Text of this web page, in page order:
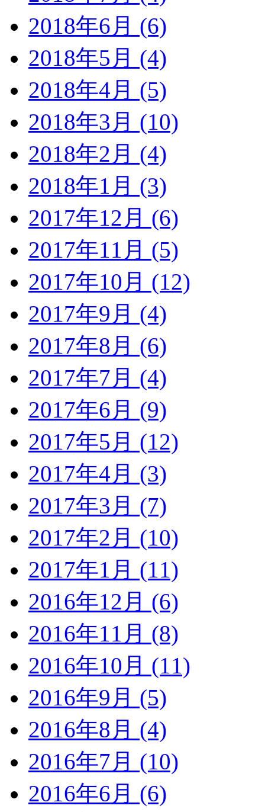
2018年6月 (6)
2018年5月 (4)
2018年4月 (5)
2018年3月 (10)
2018年2月 (4)
2018年1月 (3)
2017年12月 (6)
2017年11月 (5)
2017年10月 (12)
2017年9月 (4)
2017年8月 (6)
2017年7月 (4)
2017年6月 (9)
2017年5月 (12)
2017年4月 (3)
2017年3月 (7)
2017年2月 (10)
2017年1月 (11)
2016年12月 (6)
2016年11月 (8)
2016年10月 (11)
2016年9月 (5)
2016年8月 (4)
2016年7月 (10)
2016年6月 (6)